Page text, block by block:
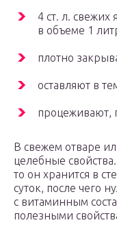
4 ст. л. свежих
в объеме 1
плотно
оставляют в
процеживают,
В свежем отваре
целебные
то он хранится в
суток, после чего
с витаминным
полезными